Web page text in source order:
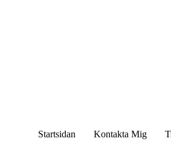
Startsidan Kontakta Mig